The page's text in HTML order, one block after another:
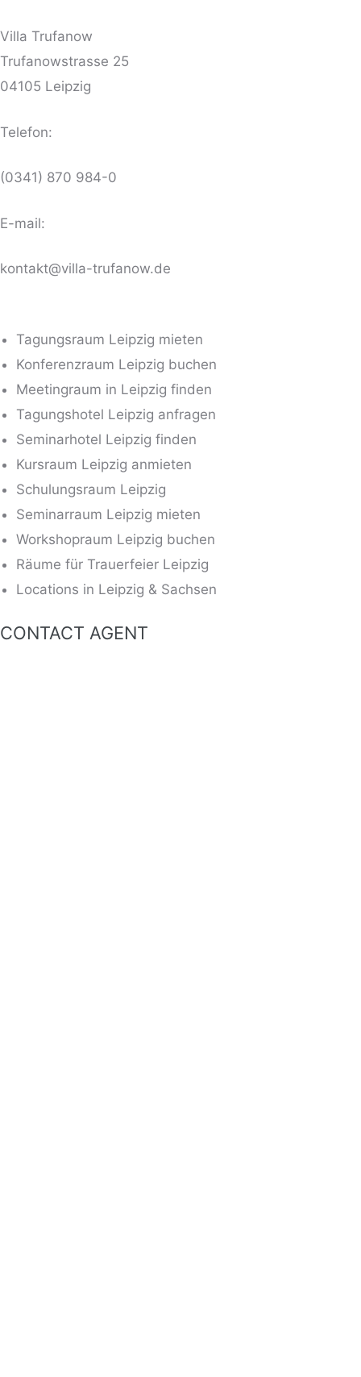
Villa Trufanow
Trufanowstrasse 25
04105 Leipzig
Telefon:
(0341) 870 984-0
E-mail:
kontakt@villa-trufanow.de
Tagungsraum Leipzig mieten
Konferenzraum Leipzig buchen
Meetingraum in Leipzig finden
Tagungshotel Leipzig anfragen
Seminarhotel Leipzig finden
Kursraum Leipzig anmieten
Schulungsraum Leipzig
Seminarraum Leipzig mieten
Workshopraum Leipzig buchen
Räume für Trauerfeier Leipzig
Locations in Leipzig & Sachsen
CONTACT AGENT